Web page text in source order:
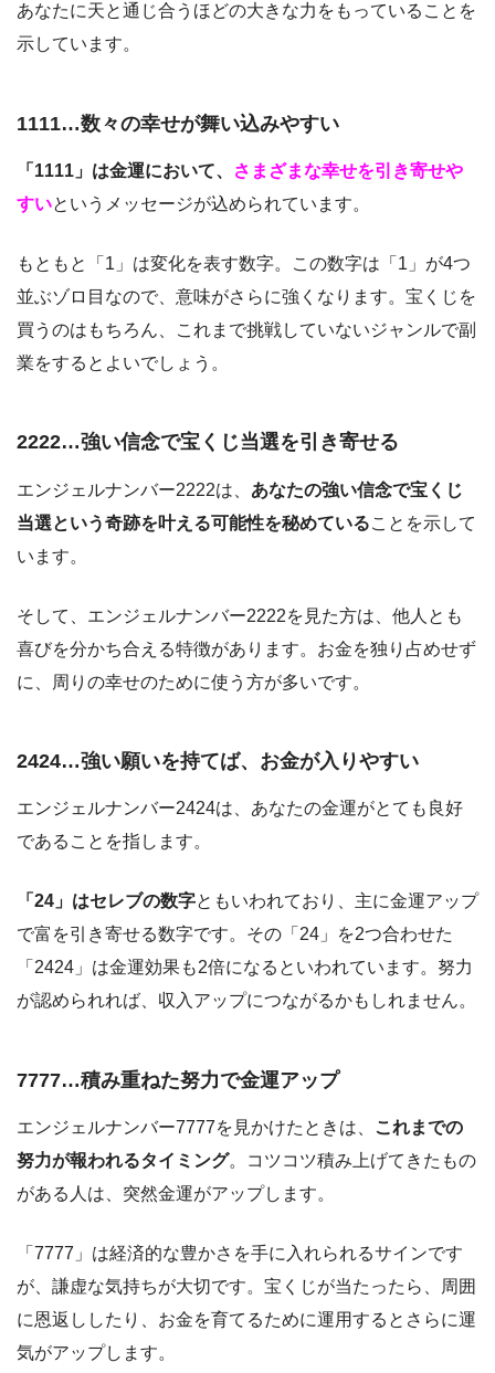
あなたに天と通じ合うほどの大きな力をもっていることを
示しています。
1111…数々の幸せが舞い込みやすい
「1111」は金運において、
さまざまな幸せを引き寄せや
すいというメッセージが込められています。
もともと「1」は変化を表す数字。この数字は「1」が4つ
並ぶゾロ目なので、意味がさらに強くなります。宝くじを
買うのはもちろん、これまで挑戦していないジャンルで副
業をするとよいでしょう。
2222…強い信念で宝くじ当選を引き寄せる
エンジェルナンバー2222は、 あなたの強い信念で宝くじ
当選という奇跡を叶える可能性を秘めていることを示して
います。
そして、エンジェルナンバー2222を見た方は、他人とも
喜びを分かち合える特徴があります。お金を独り占めせず
に、周りの幸せのために使う方が多いです。
2424…強い願いを持てば、お金が入りやすい
エンジェルナンバー2424は、あなたの金運がとても良好
であることを指します。
「24」はセレブの数字ともいわれており、主に金運アップ
で富を引き寄せる数字です。その「24」を2つ合わせた
「2424」は金運効果も2倍になるといわれています。努力
が認められれば、収入アップにつながるかもしれません。
7777…積み重ねた努力で金運アップ
エンジェルナンバー7777を見かけたときは、
これまでの
努力が報われるタイミング。コツコツ積み上げてきたもの
がある人は、突然金運がアップします。
「7777」は経済的な豊かさを手に入れられるサインです
が、謙虚な気持ちが大切です。宝くじが当たったら、周囲
に恩返ししたり、お金を育てるために運用するとさらに運
気がアップします。